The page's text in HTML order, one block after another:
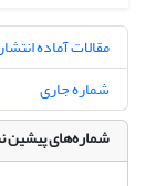
مقالات آماده
شماره جاری
شماره‌های پیشین